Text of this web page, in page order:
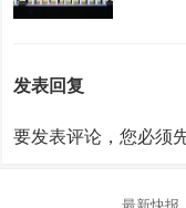
发表回复
要发表评论，您必须